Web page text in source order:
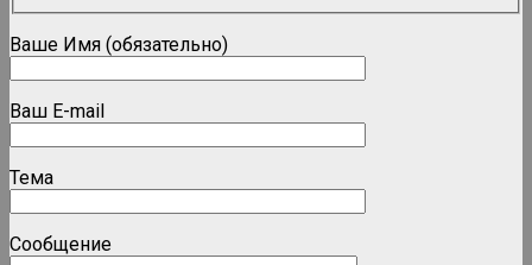
Ваше Имя (обязательно)
Ваш E-mail
Тема
Сообщение